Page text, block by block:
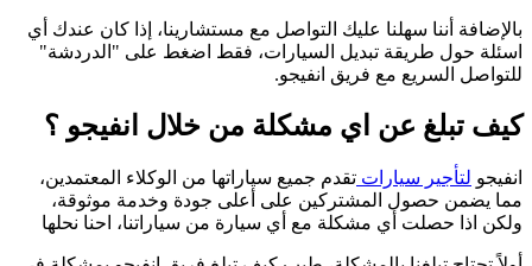
بالإضافة أننا سهلنا عليك التواصل مع مستشارينا، إذا كان عندك أي
اسئلة حول طريقة تبديل السيارات، فقط اضغط على "الدردشة"
للتواصل السريع مع فريق انفيجو.
كيف تبلغ عن اي مشكلة من خلال انفيجو ؟
انفيجو لتأجير سيارات تقدم جميع سياراتها من الوكلاء المعتمدين،
مما يضمن حصول المشتركين على أعلى جودة وخدمة موثوقة،
ولكن اذا حصلت أي مشكلة مع أي سيارة من سياراتنا، احنا نحلها